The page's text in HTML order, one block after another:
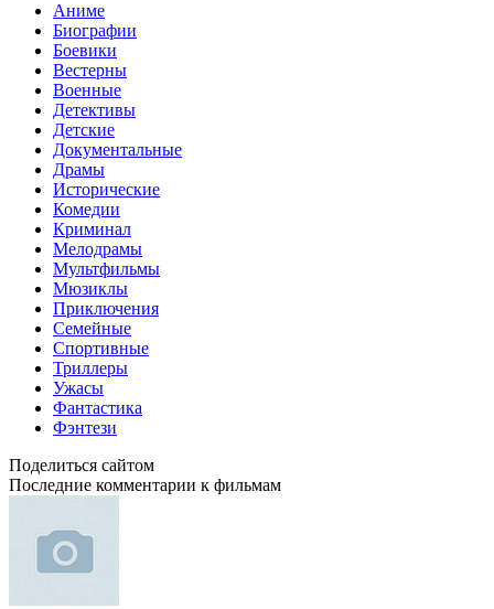
Аниме
Биографии
Боевики
Вестерны
Военные
Детективы
Детские
Документальные
Драмы
Исторические
Комедии
Криминал
Мелодрамы
Мультфильмы
Мюзиклы
Приключения
Семейные
Спортивные
Триллеры
Ужасы
Фантастика
Фэнтези
Поделиться сайтом
Последние комментарии к фильмам